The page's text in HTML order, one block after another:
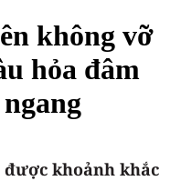
không vỡ
hỏa đâm
được khoảnh khắc